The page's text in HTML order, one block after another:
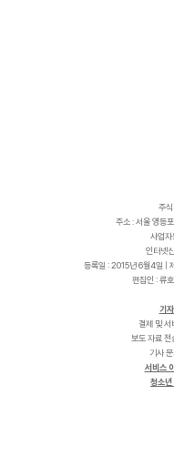
주
주소 : 서울 영등
사업
인터넷
등록일 : 2015년 6월4일 |
편집인 : 류
기
결제 및 서
보도 자료 전
기사
서비스
청소년